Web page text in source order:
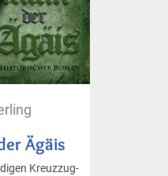
Ägäis
Kreuzzug-